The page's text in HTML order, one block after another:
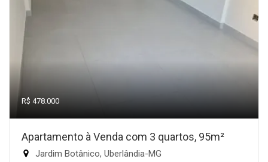
R$ 478.000
Apartamento à Venda com 3 quartos, 95m²
Jardim Botânico, Uberlândia-MG